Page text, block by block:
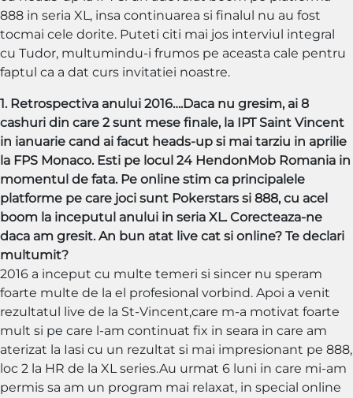
888 in seria XL, insa continuarea si finalul nu au fost
tocmai cele dorite. Puteti citi mai jos interviul integral
cu Tudor, multumindu-i frumos pe aceasta cale pentru
faptul ca a dat curs invitatiei noastre.
1. Retrospectiva anului 2016….Daca nu gresim, ai 8
cashuri din care 2 sunt mese finale, la IPT Saint Vincent
in ianuarie cand ai facut heads-up si mai tarziu in aprilie
la FPS Monaco. Esti pe locul 24 HendonMob Romania in
momentul de fata. Pe online stim ca principalele
platforme pe care joci sunt Pokerstars si 888, cu acel
boom la inceputul anului in seria XL. Corecteaza-ne
daca am gresit. An bun atat live cat si online? Te declari
multumit?
2016 a inceput cu multe temeri si sincer nu speram
foarte multe de la el profesional vorbind. Apoi a venit
rezultatul live de la St-Vincent,care m-a motivat foarte
mult si pe care l-am continuat fix in seara in care am
aterizat la Iasi cu un rezultat si mai impresionant pe 888,
loc 2 la HR de la XL series.Au urmat 6 luni in care mi-am
permis sa am un program mai relaxat, in special online